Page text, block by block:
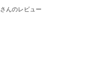
んのレビュー